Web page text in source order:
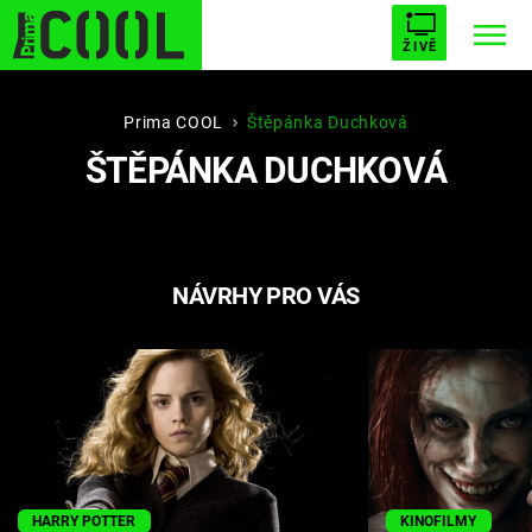
ŽIVĚ
STARHOUSE BUFFY, PŘEMOŽITELKA UPÍRŮ
ESCAPE PLNEJ KOTEL AVENGERS 5
Seriály
Hry
Prima COOL Štěpánka Duchková
ŠTĚPÁNKA DUCHKOVÁ
NÁVRHY PRO VÁS
HARRY POTTER KINOFILMY